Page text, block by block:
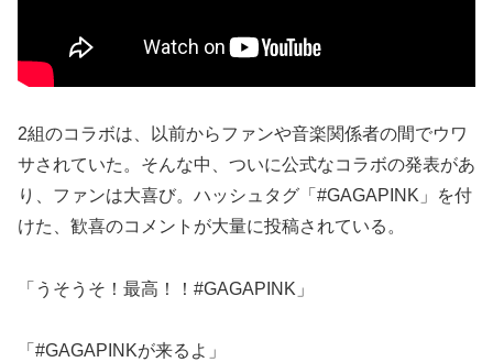
2組のコラボは、以前からファンや音楽関係者の間でウワ
サされていた。そんな中、ついに公式なコラボの発表があ
り、ファンは大喜び。ハッシュタグ「#GAGAPINK」を付
けた、歓喜のコメントが大量に投稿されている。
「うそうそ！最高！！#GAGAPINK」
「#GAGAPINKが来るよ」